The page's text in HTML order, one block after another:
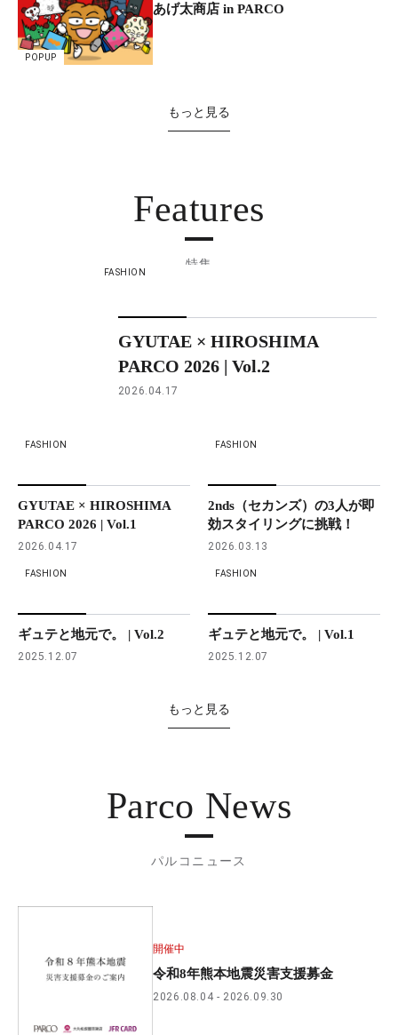
POPUP
あげ太商店 in PARCO
もっと見る
Features
特集
FASHION
GYUTAE × HIROSHIMA
PARCO 2026 | Vol.2
2026.04.17
FASHION
GYUTAE × HIROSHIMA
PARCO 2026 | Vol.1
2026.04.17
FASHION
2nds（セカンズ）の3人が即
効スタイリングに挑戦！
2026.03.13
FASHION
ギュテと地元で。 | Vol.2
2025.12.07
FASHION
ギュテと地元で。 | Vol.1
2025.12.07
もっと見る
Parco News
パルコニュース
開催中
令和8年熊本地震災害支援募金
2026.08.04 2026.09.30